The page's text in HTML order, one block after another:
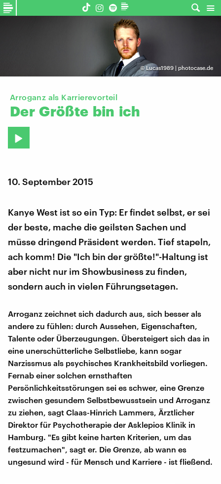
© Lucas1989 | photocase.de
Arroganz als Karrierevorteil
Der Größte bin ich
10. September 2015
Kanye West ist so ein Typ: Er findet selbst, er sei
der beste, mache die geilsten Sachen und
müsse dringend Präsident werden. Tief stapeln,
ach komm! Die "Ich bin der größte!"-Haltung ist
aber nicht nur im Showbusiness zu finden,
sondern auch in vielen Führungsetagen.
Arroganz zeichnet sich dadurch aus, sich besser als
andere zu fühlen: durch Aussehen, Eigenschaften,
Talente oder Überzeugungen. Übersteigert sich das in
eine unerschütterliche Selbstliebe, kann sogar
Narzissmus als psychisches Krankheitsbild vorliegen.
Fernab einer solchen ernsthaften
Persönlichkeitsstörungen sei es schwer, eine Grenze
zwischen gesundem Selbstbewusstsein und Arroganz
zu ziehen, sagt Claas-Hinrich Lammers, Ärztlicher
Direktor für Psychotherapie der Asklepios Klinik in
Hamburg. "Es gibt keine harten Kriterien, um das
festzumachen", sagt er. Die Grenze, ab wann es
ungesund wird - für Mensch und Karriere - ist fließend.